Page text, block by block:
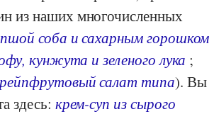
из наших многочисленных
соба и сахарным горошком
кунжута и зеленого лука ;
салат типа). Вы
здесь: крем-суп из сырого